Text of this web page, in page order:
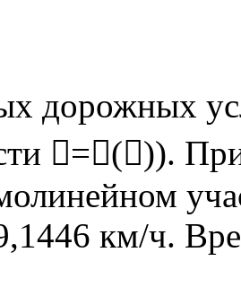
дорожных
=()).
км/ч.